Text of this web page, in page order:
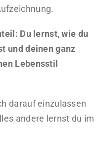
Du lernst, wie du
und deinen ganz
Lebensstil
darauf einzulassen
andere lernst du im